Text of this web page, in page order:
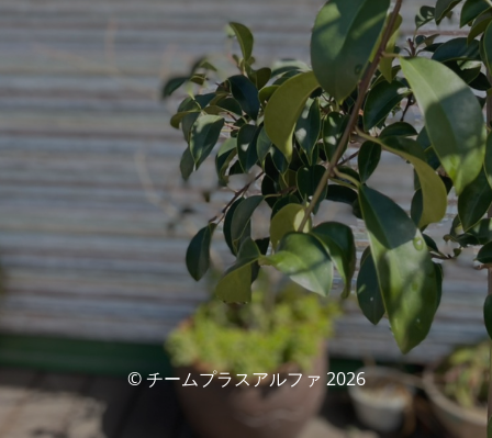
© チームプラスアルファ 2026